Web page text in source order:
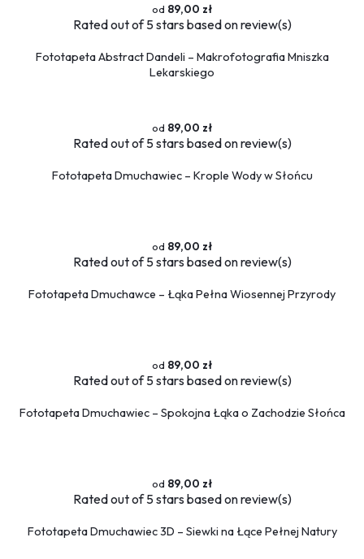
Samochody
Samoloty
Formuła 1
Kamień
Koty
Przestrzenne
89,00 zł
Ratedout of 5 stars based onreview(s)
Fototapeta Abstract Dandeli – Makrofotografia Mniszka
Lekarskiego
89,00 zł
Ratedout of 5 stars based onreview(s)
Fototapeta Dmuchawiec – Krople Wody w Słońcu
89,00 zł
Ratedout of 5 stars based onreview(s)
Fototapeta Dmuchawce – Łąka Pełna Wiosennej Przyrody
89,00 zł
Ratedout of 5 stars based onreview(s)
Fototapeta Dmuchawiec – Spokojna Łąka o Zachodzie Słońca
89,00 zł
Ratedout of 5 stars based onreview(s)
Fototapeta Dmuchawiec 3D – Siewki na Łące Pełnej Natury